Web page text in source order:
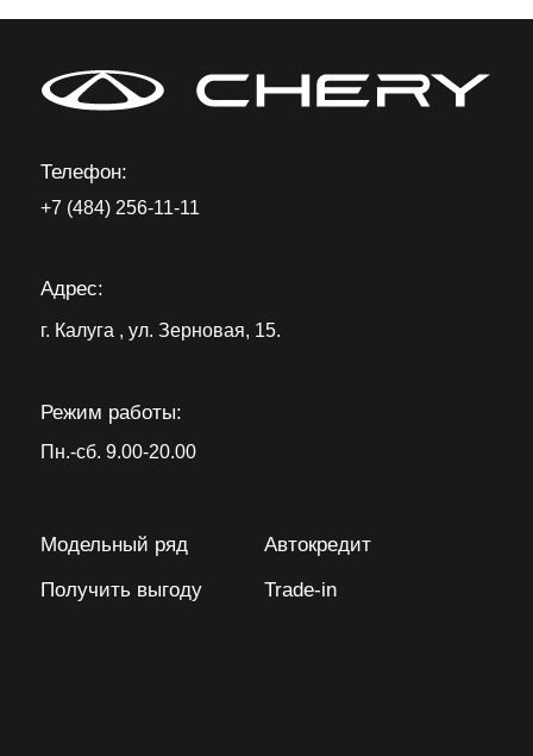
+7 (484) 256-11-11
Trade-in
Адрес:
г. Калуга , ул. Зерновая, 15.
Автокредит
Получить выгоду
Модельный ряд
Режим работы:
Пн.-сб. 9.00-20.00
Телефон: